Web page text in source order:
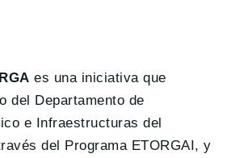
es una iniciativa que
del Departamento de
e Infraestructuras del
del Programa ETORGAI, y